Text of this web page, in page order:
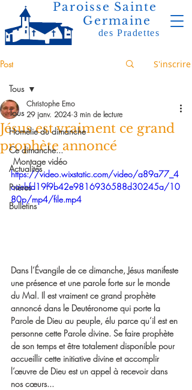
Paroisse Sainte
Germaine
des Pradettes
Post S'inscrire
Tous
Homélie du dimanche
Ce dimanche...
Actualités
Prières
Bulletins
Tous
Jésus est vraiment ce grand
prophète annoncé
Christophe Emo
29 janv. 2024 3 min de lecture
Montage vidéo
https://video.wixstatic.com/video/a89a77_4
caebfd19f9b42e9816936588d30245a/10
80p/mp4/file.mp4
Dans l’Évangile de ce dimanche, Jésus manifeste
une présence et une parole forte sur le monde
du Mal. Il est vraiment ce grand prophète
annoncé dans le Deutéronome qui porte la
Parole de Dieu au peuple, élu parce qu’il est en
personne cette Parole divine. Se faire prophète
de son temps et être totalement disponible pour
accueillir cette initiative divine et accomplir
l’œuvre de Dieu est un appel à recevoir dans
nos cœurs...